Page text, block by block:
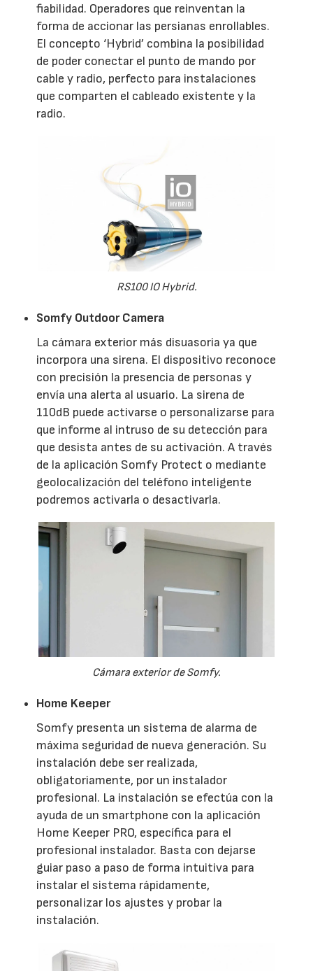
fiabilidad. Operadores que reinventan la
forma de accionar las persianas enrollables.
El concepto ‘Hybrid’ combina la posibilidad
de poder conectar el punto de mando por
cable y radio, perfecto para instalaciones
que comparten el cableado existente y la
radio.
RS100 IO Hybrid.
Somfy Outdoor Camera
La cámara exterior más disuasoria ya que
incorpora una sirena. El dispositivo reconoce
con precisión la presencia de personas y
envía una alerta al usuario. La sirena de
110dB puede activarse o personalizarse para
que informe al intruso de su detección para
que desista antes de su activación. A través
de la aplicación Somfy Protect o mediante
geolocalización del teléfono inteligente
podremos activarla o desactivarla.
Cámara exterior de Somfy.
Home Keeper
Somfy presenta un sistema de alarma de
máxima seguridad de nueva generación. Su
instalación debe ser realizada,
obligatoriamente, por un instalador
profesional. La instalación se efectúa con la
ayuda de un smartphone con la aplicación
Home Keeper PRO, específica para el
profesional instalador. Basta con dejarse
guiar paso a paso de forma intuitiva para
instalar el sistema rápidamente,
personalizar los ajustes y probar la
instalación.